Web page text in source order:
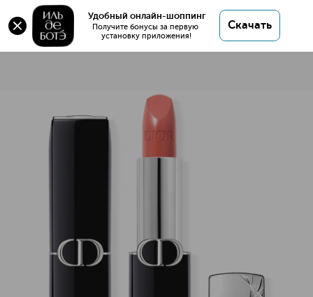
Удобный онлайн-шоппинг
Получите бонусы за первую
установку приложения!
Скачать
Rouge Dior Помада для губ с сатиновым финишем
Характеристики